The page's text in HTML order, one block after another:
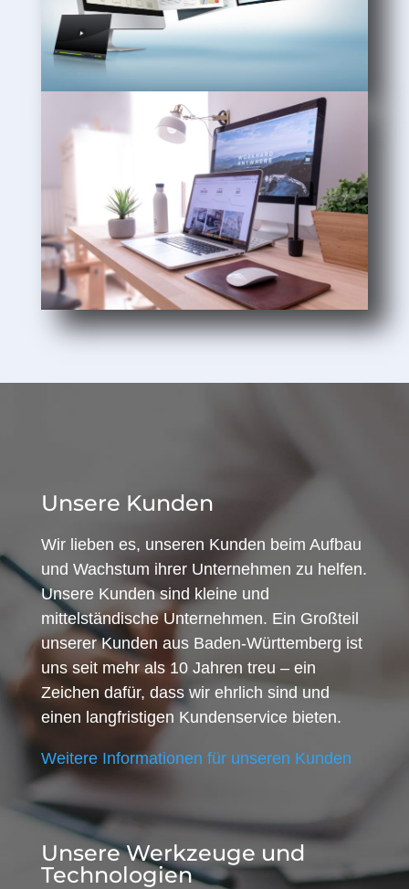
Unsere Kunden
Wir lieben es, unseren Kunden beim Aufbau
und Wachstum ihrer Unternehmen zu helfen.
Unsere Kunden sind kleine und
mittelständische Unternehmen. Ein Großteil
unserer Kunden aus Baden-Württemberg ist
uns seit mehr als 10 Jahren treu – ein
Zeichen dafür, dass wir ehrlich sind und
einen langfristigen Kundenservice bieten.
Weitere Informationen für unseren Kunden
Unsere Werkzeuge und
Technologien